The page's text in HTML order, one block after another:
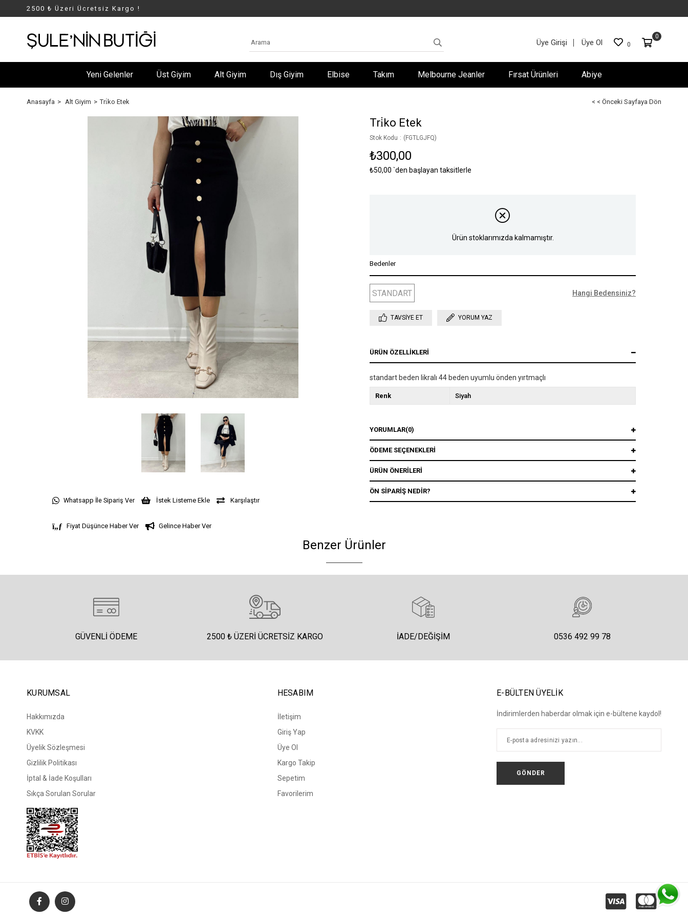
2500 ₺ Üzeri Ücretsiz Kargo !
0
0
Üye Girişi Üye Ol
Yeni Gelenler Üst Giyim Alt Giyim Dış Giyim Elbise Takım Melbourne Jeanler Fırsat Ürünleri Abiye
Anasayfa Alt Giyim Tri̇ko Etek < < Önceki Sayfaya Dön
Whatsapp İle Sipariş Ver İstek Listeme Ekle Karşılaştır
Fiyat Düşünce Haber Ver Gelince Haber Ver
Tri̇ko Etek
Stok Kodu (FGTLGJFQ)
₺300,00
₺50,00 `den başlayan taksitlerle
Ürün stoklarımızda kalmamıştır.
Bedenler
STANDART Hangi Bedensiniz?
TAVSIYE ET YORUM YAZ
ÜRÜN ÖZELLIKLERI
standart beden likralı 44 beden uyumlu önden yırtmaçlı
Renk Siyah
YORUMLAR(0)
ÖDEME SEÇENEKLERI
ÜRÜN ÖNERILERI
ÖN SIPARIŞ NEDIR?
Benzer Ürünler
GÜVENLI ÖDEME 2500 ₺ ÜZERI ÜCRETSIZ KARGO İADE/DEĞIŞIM 0536 492 99 78
KURUMSAL
Hakkımızda
KVKK
Üyelik Sözleşmesi
Gizlilik Politikası
İptal & İade Koşulları
Sıkça Sorulan Sorular
HESABIM
İletişim
Giriş Yap
Üye Ol
Kargo Takip
Sepetim
Favorilerim
E-BÜLTEN ÜYELİK
İndirimlerden haberdar olmak için e-bültene kaydol!
GÖNDER